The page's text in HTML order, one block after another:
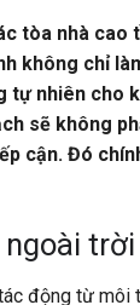
tòa nhà
không chỉ
tự nhiên cho
sẽ không
cận. Đó
động từ môi